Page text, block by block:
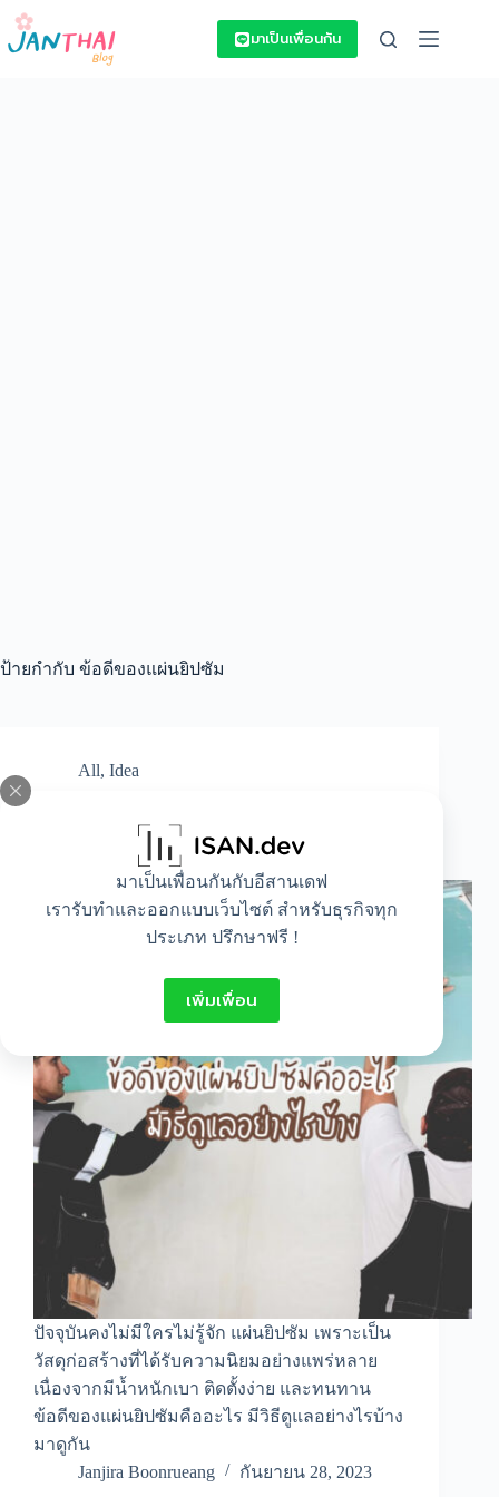
Skip
content
มาเป็นเพื่อนกันกับอีสานเดฟ
เรารับทำและออกแบบเว็บไซต์ สำหรับธุรกิจทุก
ประเภท ปรึกษาฟรี !
เพิ่มเพื่อน
มาเป็นเพื่อนกัน
ป้ายกำกับ ข้อดีของแผ่นยิปซัม
All, Idea
เคลียร์ชัด! ข้อดีของแผ่นยิปซัมคืออะไร มีวิธีดูแล
ปัจจุบันคงไม่มีใครไม่รู้จัก แผ่นยิปซัม เพราะเป็น
วัสดุก่อสร้างที่ได้รับความนิยมอย่างแพร่หลาย
เนื่องจากมีน้ำหนักเบา ติดตั้งง่าย และทนทาน
ข้อดีของแผ่นยิปซัมคืออะไร มีวิธีดูแลอย่างไรบ้าง
มาดูกัน
Janjira Boonrueang
กันยายน 28, 2023